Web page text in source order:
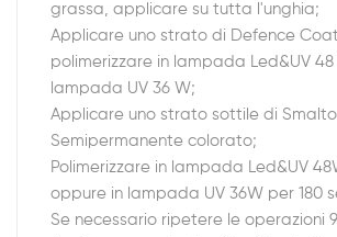
grassa, applicare su tutta l'unghia;
Applicare uno strato di Defence Coat
polimerizzare in lampada Led&UV
lampada UV 36 W;
Applicare uno strato sottile di Smalto
Semipermanente colorato;
Polimerizzare in lampada Led&UV
oppure in lampada UV 36W per 180
Se necessario ripetere le operazioni 9